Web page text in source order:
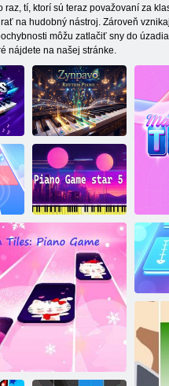
tí, ktorí sú teraz považovaní za
na hudobný nástroj. Zároveň
môžu zatlačiť sny do
nájdete na našej stránke.
Zinpavo:
Rytmický klavír
Hra na klavíri 5
hviezdičiek